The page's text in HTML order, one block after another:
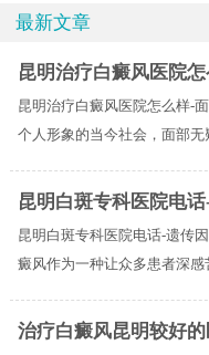
最新文章
昆明治疗白癜风医院
昆明治疗白癜风医院怎么样-
个人形象的当今社会，面部无
昆明白斑专科医院电
昆明白斑专科医院电话-遗传
癜风作为一种让众多患者深感
治疗白癜风昆明较好